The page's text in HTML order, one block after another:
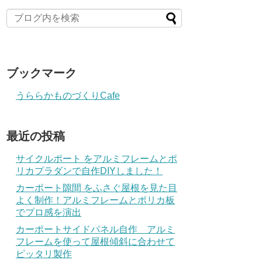
ブックマーク
うららかものづくりCafe
最近の投稿
サイクルポート をアルミフレームとポ
リカプラダンで自作DIYしました！
カーポート隙間 をふさぐ屋根を見た目
よく制作！アルミフレームとポリカ板
でプロ感を演出
カーポートサイドパネル自作 アルミ
フレームを使って屋根傾斜に合わせて
ピッタリ製作